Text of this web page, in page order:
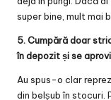
super bine, mult mai
5. Cumpără doar
în depozit și se
Au spus-o clar
din belșub în stocuri.